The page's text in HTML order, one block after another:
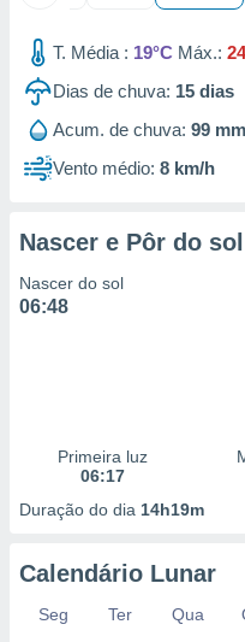
T. Média : 19°C Máx.:
Dias de chuva: 15 dias
Acum. de chuva: 99 mm
Vento médio: 8 km/h
Nascer e Pôr do sol
Nascer do sol
06:48
Primeira luz
06:17
Duração do dia 14h19m
Calendário Lunar
Seg Ter Qua